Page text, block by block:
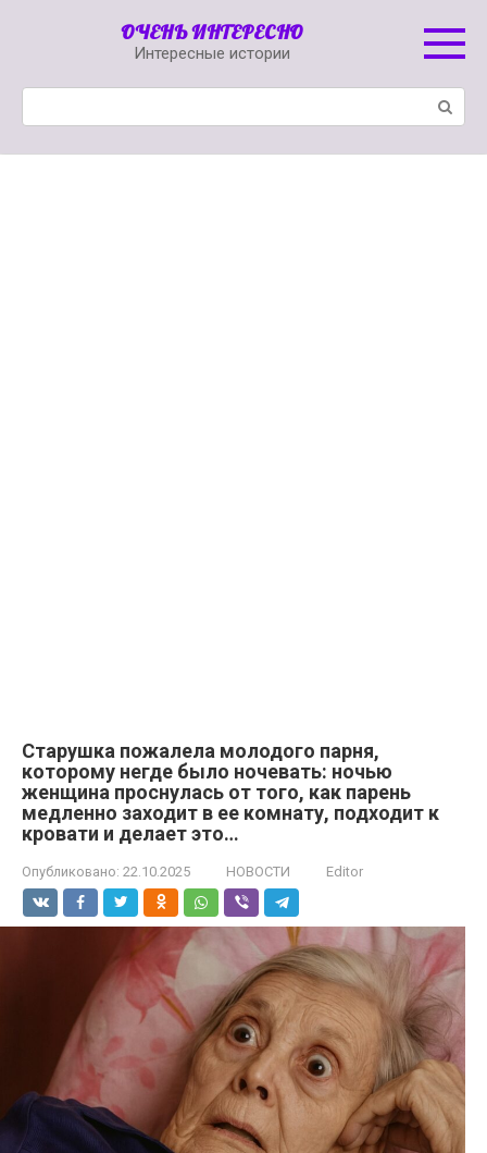
ОЧЕНЬ ИНТЕРЕСНО
Интересные истории
Старушка пожалела молодого парня,
которому негде было ночевать: ночью
женщина проснулась от того, как парень
медленно заходит в ее комнату, подходит к
кровати и делает это…
Опубликовано: 22.10.2025 НОВОСТИ Editor